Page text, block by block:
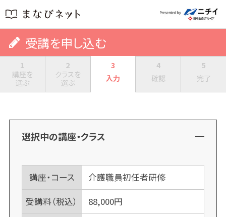
受講を申し込む
1
講座を
選ぶ
2
クラスを
選ぶ
3
入力
4
確認
5
完了
選択中の講座・クラス
講座・コース
介護職員初任者研修
受講料（税込）
88,000円